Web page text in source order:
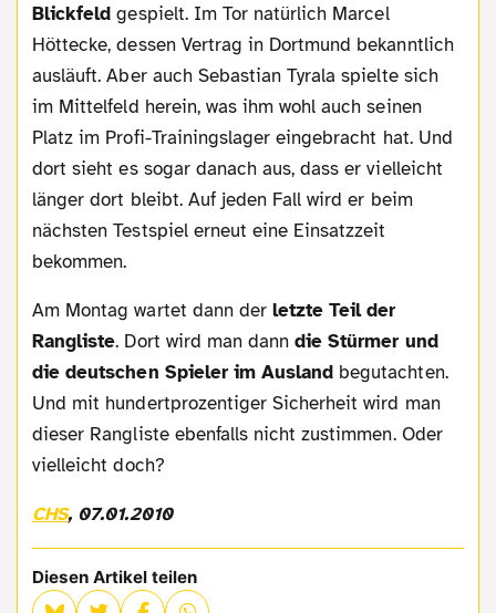
Blickfeldgespielt. Im Tor natürlich Marcel
Höttecke, dessen Vertrag in Dortmund bekanntlich
ausläuft. Aber auch Sebastian Tyrala spielte sich
im Mittelfeld herein, was ihm wohl auch seinen
Platz im Profi-Trainingslager eingebracht hat. Und
dort sieht es sogar danach aus, dass er vielleicht
länger dort bleibt. Auf jeden Fall wird er beim
nächsten Testspiel erneut eine Einsatzzeit
bekommen.
Am Montag wartet dann der letzte Teil der
Rangliste. Dort wird man danndie Stürmer und
die deutschen Spieler im Ausland begutachten.
Und mit hundertprozentiger Sicherheit wird man
dieser Rangliste ebenfalls nicht zustimmen. Oder
vielleicht doch?
CHS, 07.01.2010
Diesen Artikel teilen